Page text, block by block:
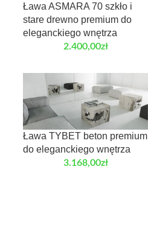
Ława ASMARA 70 szkło i
stare drewno premium do
eleganckiego wnętrza
2.400,00zł
Ława TYBET beton premium
do eleganckiego wnętrza
3.168,00zł